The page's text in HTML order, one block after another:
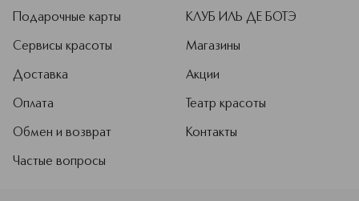
Подарочные карты
Сервисы красоты
Доставка
Оплата
Обмен и возврат
Частые вопросы
КЛУБ ИЛЬ ДЕ БОТЭ
Магазины
Акции
Театр красоты
Контакты